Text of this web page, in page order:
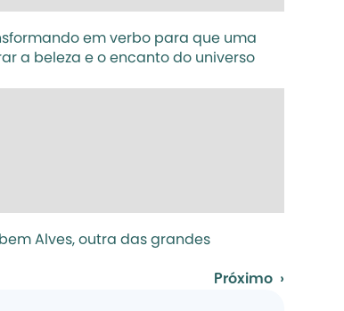
em verbo para que uma
a beleza e o encanto do universo
Alves, outra das grandes
Próximo  ›